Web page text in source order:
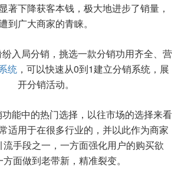
著下降获客本钱，极大地进步了销量，
到广大商家的青睐。
入局分销，挑选一款分销功用齐全、营
统 ，可以快速从0到1建立分销系统，展
开分销活动。
能中的热门选择，以往市场的选择来看
适用于在很多行业的，并以此作为商家
手段之一，一方面强化用户的购买欲
面做到老带新，精准裂变。